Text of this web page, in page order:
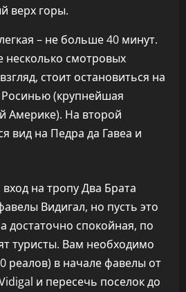
верх горы.
– не больше 40 минут.
несколько смотровых
стоит остановиться на
(крупнейшая
Америке). На второй
вид на Педра да Гавеа и
вход на тропу Два Брата
Видигал, но пусть это
достаточно спокойная, по
туристы. Вам необходимо
реалов) в начале фавелы от
и пересечь поселок до